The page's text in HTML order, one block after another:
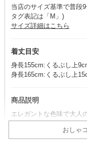
当店のサイズ基準で普段
タグ表記は「M」)
サイズ詳細はこちら
着丈目安
身長155cm:くるぶし上
身長165cm:くるぶし上
商品説明
エレガントな色味で大人
ス。
プリーツスカートの揺れ
おしゃ